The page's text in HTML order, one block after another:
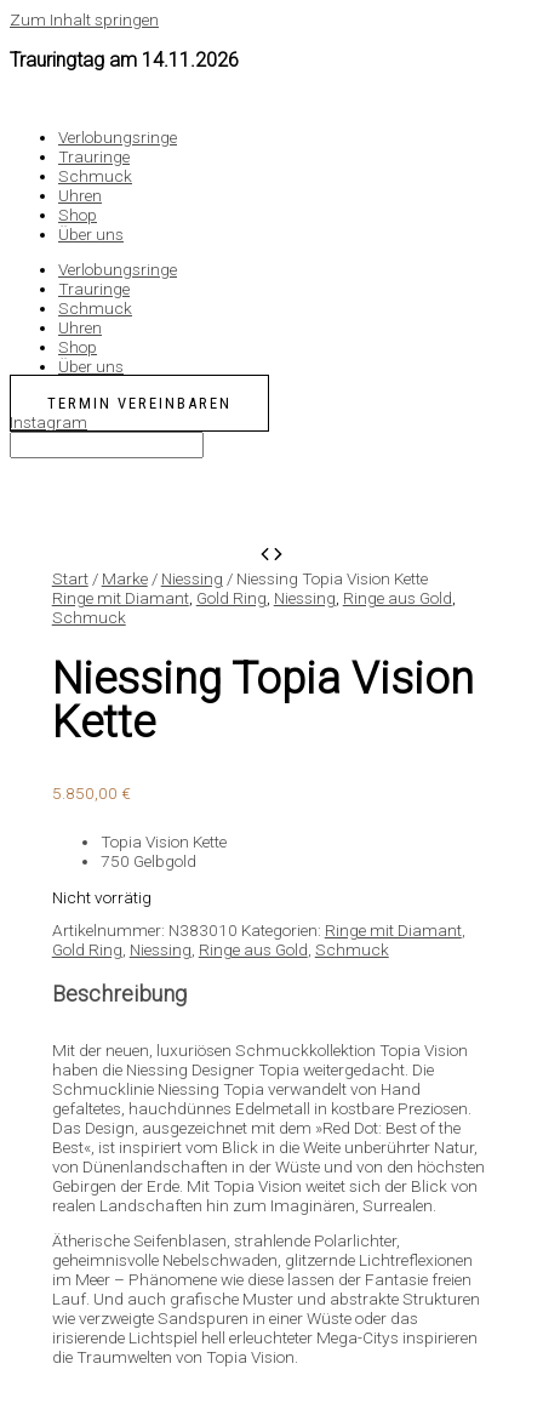
Zum Inhalt springen
Trauringtag am 14.11.2026
Verlobungsringe
Trauringe
Schmuck
Uhren
Shop
Über uns
Verlobungsringe
Trauringe
Schmuck
Uhren
Shop
Über uns
TERMIN VEREINBAREN
Instagram
Start/ Marke/ Niessing / Niessing Topia Vision Kette
Ringe mit Diamant, Gold Ring, Niessing, Ringe aus Gold,
Schmuck
Niessing Topia Vision
Kette
5.850,00 €
Topia Vision Kette
750 Gelbgold
Nicht vorrätig
Artikelnummer: N383010 Kategorien: Ringe mit Diamant,
Gold Ring Niessing Ringe aus Gold Schmuck
Beschreibung
Mit der neuen, luxuriösen Schmuckkollektion Topia Vision
haben die Niessing Designer Topia weitergedacht. Die
Schmucklinie Niessing Topia verwandelt von Hand
gefaltetes, hauchdünnes Edelmetall in kostbare Preziosen.
Das Design, ausgezeichnet mit dem »Red Dot: Best of the
Best«, ist inspiriert vom Blick in die Weite unberührter Natur,
von Dünenlandschaften in der Wüste und von den höchsten
Gebirgen der Erde. Mit Topia Vision weitet sich der Blick von
realen Landschaften hin zum Imaginären, Surrealen.
Ätherische Seifenblasen, strahlende Polarlichter,
geheimnisvolle Nebelschwaden, glitzernde Lichtreflexionen
im Meer – Phänomene wie diese lassen der Fantasie freien
Lauf. Und auch grafische Muster und abstrakte Strukturen
wie verzweigte Sandspuren in einer Wüste oder das
irisierende Lichtspiel hell erleuchteter Mega-Citys inspirieren
die Traumwelten von Topia Vision.